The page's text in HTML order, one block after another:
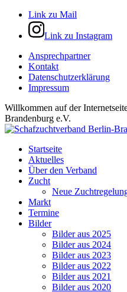
Link zu Mail
Link zu Instagram
Ansprechpartner
Kontakt
Datenschutzerklärung
Impressum
Willkommen auf der
Brandenburg e.V.
Startseite
Aktuelles
Über den Verband
Zucht
Neue
Markt
Termine
Bilder
Bilder aus 2025
Bilder aus 2024
Bilder aus 2023
Bilder aus 2022
Bilder aus 2021
Bilder aus 2020